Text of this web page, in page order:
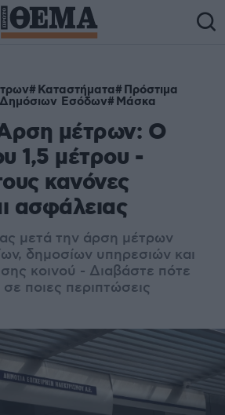
Καταστήματα Πρόστιμα
Εσόδων Μάσκα
μέτρων: O
1,5 μέτρου -
κανόνες
ασφάλειας
μετά την άρση μέτρων
δημοσίων υπηρεσιών και
κοινού - Διαβάστε πότε
σε ποιες περιπτώσεις